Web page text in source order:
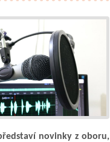
novinky z oboru,